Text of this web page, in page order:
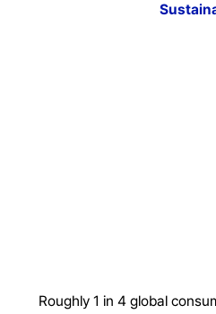
Roughly 1 in 4 global